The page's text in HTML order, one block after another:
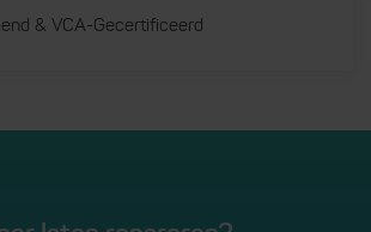
& VCA-Gecertificeerd